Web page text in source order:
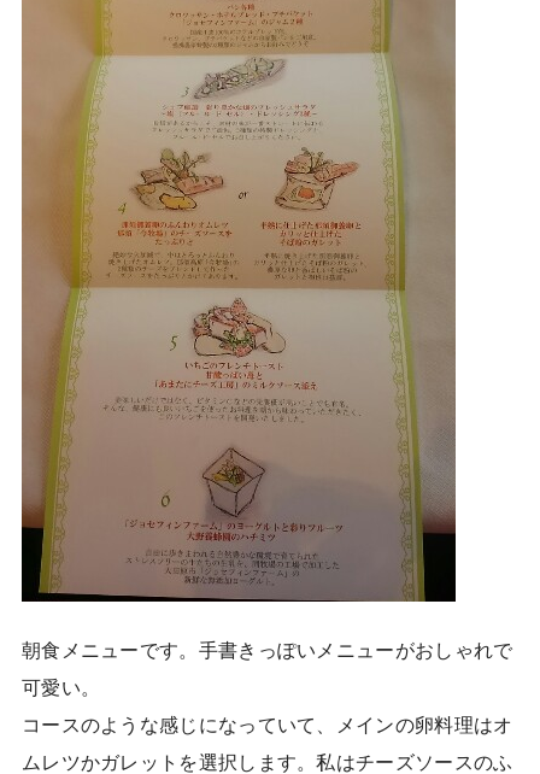
朝食メニューです。手書きっぽいメニューがおしゃれで
可愛い。
コースのような感じになっていて、メインの卵料理はオ
ムレツかガレットを選択します。私はチーズソースのふ